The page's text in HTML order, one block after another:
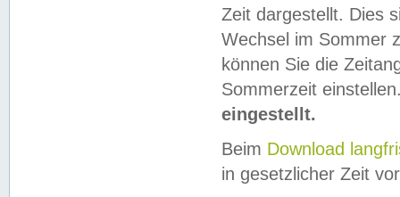
Zeit dargestellt. Dies
Wechsel im Sommer
können Sie die
Sommerzeit
eingestellt.
Beim Download
in gesetzlicher Zeit